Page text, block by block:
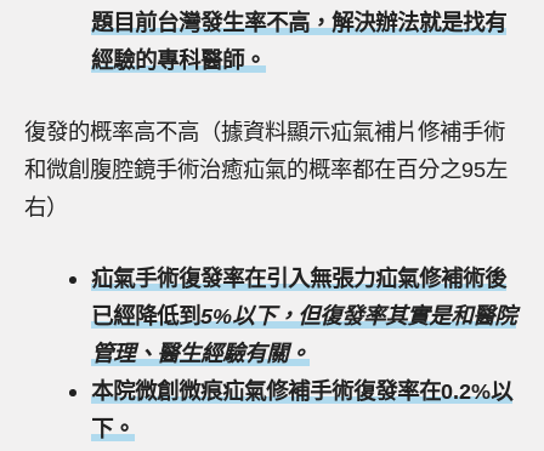
題目前台灣發生率不高，解決辦法就是找有
經驗的專科醫師。
復發的概率高不高（據資料顯示疝氣補片修補手術
和微創腹腔鏡手術治癒疝氣的概率都在百分之95左
右）
疝氣手術復發率在引入無張力疝氣修補術後
已經降低到5%以下，但復發率其實是和醫院
管理、醫生經驗有關。
本院微創微痕疝氣修補手術復發率在0.2%以
下。